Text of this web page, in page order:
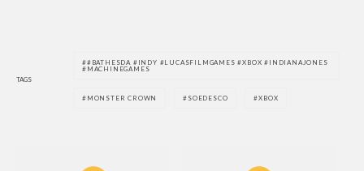
TAGS
#BATHESDA #INDY #LUCASFILMGAMES #XBOX #INDIANAJONES
#MACHINEGAMES
MONSTER CROWN SOEDESCO XBOX